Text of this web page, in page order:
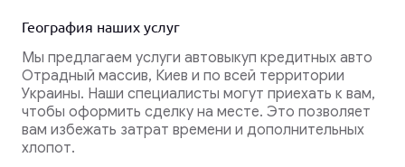
География наших услуг
Мы предлагаем услуги автовыкуп кредитных авто
Отрадный массив, Киев и по всей территории
Украины. Наши специалисты могут приехать к вам,
чтобы оформить сделку на месте. Это позволяет
вам избежать затрат времени и дополнительных
хлопот.